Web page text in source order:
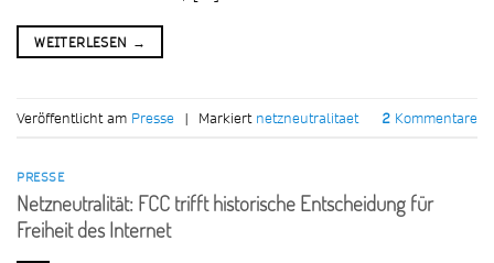
WEITERLESEN →
Veröffentlicht am Presse | Markiert netzneutralitaet 2 Kommentare
PRESSE
Netzneutralität: FCC trifft historische Entscheidung für
Freiheit des Internet